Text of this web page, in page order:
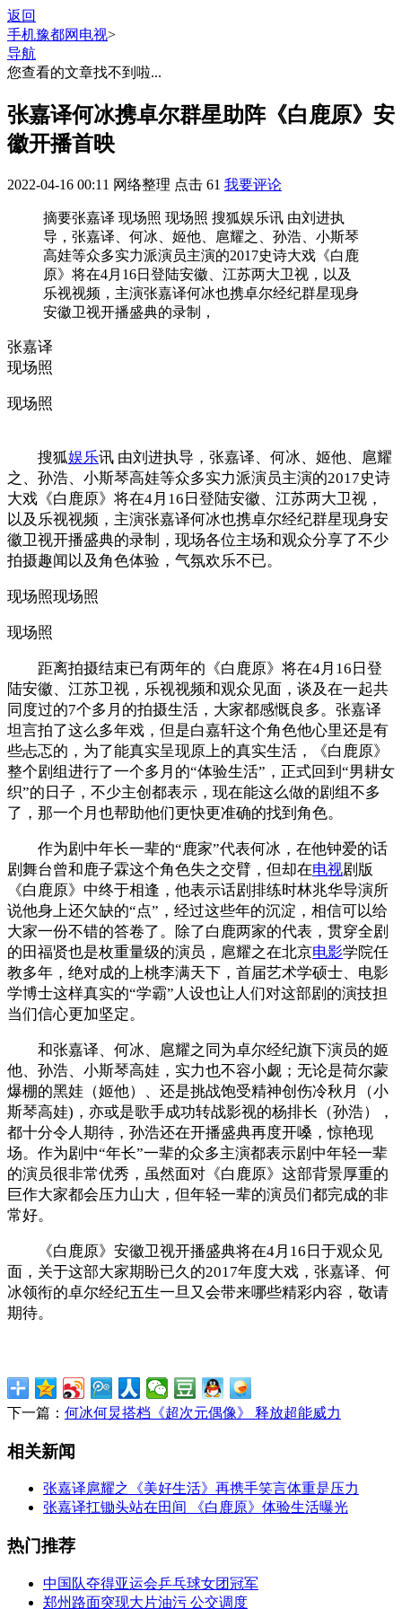
返回
手机豫都网 电视>
导航
您查看的文章找不到啦...
张嘉译何冰携卓尔群星助阵《白鹿原》安
徽开播首映
2022-04-16 00:11 网络整理 点击 61 我要评论
摘要张嘉译 现场照 现场照 搜狐娱乐讯 由刘进执
导，张嘉译、何冰、姬他、扈耀之、孙浩、小斯琴
高娃等众多实力派演员主演的2017史诗大戏《白鹿
原》将在4月16日登陆安徽、江苏两大卫视，以及
乐视视频，主演张嘉译何冰也携卓尔经纪群星现身
安徽卫视开播盛典的录制，
张嘉译
现场照
现场照
搜狐娱乐讯 由刘进执导，张嘉译、何冰、姬他、扈耀
之、孙浩、小斯琴高娃等众多实力派演员主演的2017史诗
大戏《白鹿原》将在4月16日登陆安徽、江苏两大卫视，
以及乐视视频，主演张嘉译何冰也携卓尔经纪群星现身安
徽卫视开播盛典的录制，现场各位主场和观众分享了不少
拍摄趣闻以及角色体验，气氛欢乐不已。
现场照现场照
现场照
距离拍摄结束已有两年的《白鹿原》将在4月16日登
陆安徽、江苏卫视，乐视视频和观众见面，谈及在一起共
同度过的7个多月的拍摄生活，大家都感慨良多。张嘉译
坦言拍了这么多年戏，但是白嘉轩这个角色他心里还是有
些忐忑的，为了能真实呈现原上的真实生活，《白鹿原》
整个剧组进行了一个多月的“体验生活”，正式回到“男耕女
织”的日子，不少主创都表示，现在能这么做的剧组不多
了，那一个月也帮助他们更快更准确的找到角色。
作为剧中年长一辈的“鹿家”代表何冰，在他钟爱的话
剧舞台曾和鹿子霖这个角色失之交臂，但却在电视剧版
《白鹿原》中终于相逢，他表示话剧排练时林兆华导演所
说他身上还欠缺的“点”，经过这些年的沉淀，相信可以给
大家一份不错的答卷了。除了白鹿两家的代表，贯穿全剧
的田福贤也是枚重量级的演员，扈耀之在北京电影学院任
教多年，绝对成的上桃李满天下，首届艺术学硕士、电影
学博士这样真实的“学霸”人设也让人们对这部剧的演技担
当们信心更加坚定。
和张嘉译、何冰、扈耀之同为卓尔经纪旗下演员的姬
他、孙浩、小斯琴高娃，实力也不容小觑；无论是荷尔蒙
爆棚的黑娃（姬他）、还是挑战饱受精神创伤冷秋月（小
斯琴高娃)，亦或是歌手成功转战影视的杨排长（孙浩），
都十分令人期待，孙浩还在开播盛典再度开嗓，惊艳现
场。作为剧中“年长”一辈的众多主演都表示剧中年轻一辈
的演员很非常优秀，虽然面对《白鹿原》这部背景厚重的
巨作大家都会压力山大，但年轻一辈的演员们都完成的非
常好。
《白鹿原》安徽卫视开播盛典将在4月16日于观众见
面，关于这部大家期盼已久的2017年度大戏，张嘉译、何
冰领衔的卓尔经纪五生一旦又会带来哪些精彩内容，敬请
期待。
下一篇： 何冰何炅搭档《超次元偶像》 释放超能威力
相关新闻
张嘉译扈耀之《美好生活》再携手笑言体重是压力
张嘉译扛锄头站在田间 《白鹿原》体验生活曝光
热门推荐
中国队夺得亚运会乒乓球女团冠军
郑州路面突现大片油污 公交调度